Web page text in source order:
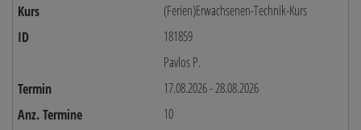
(Ferien)Erwachsenen-Technik-Kurs
181859
Pavlos P.
17.08.2026 - 28.08.2026
10